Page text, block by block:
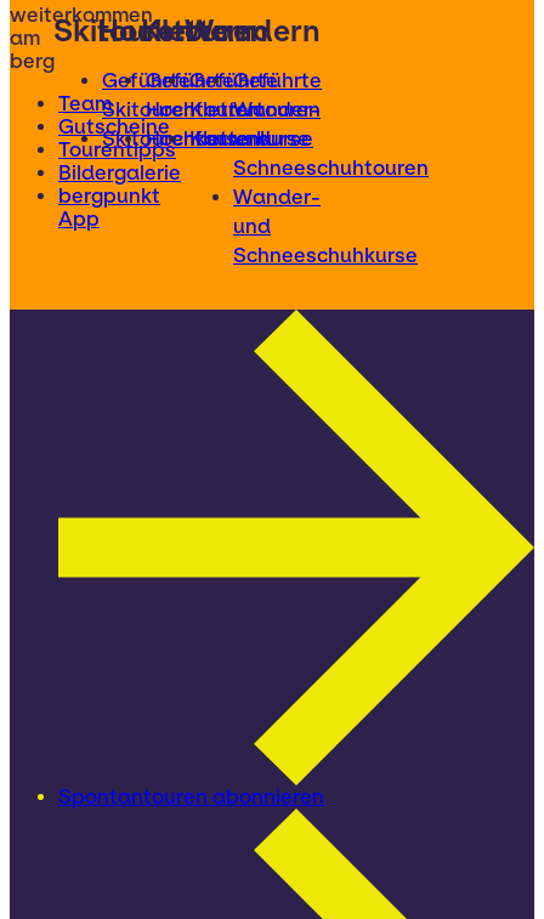
weiterkommen
am
berg
Team
Gutscheine
Tourentipps
Bildergalerie
bergpunkt
App
Skitouren
Geführte
Skitouren
Skitourenkurse
Hochtouren
Geführte
Hochtouren
Hochtourenkurse
Klettern
Geführte
Klettertouren
Kletterkurse
Wandern
Geführte
Wander-
und
Schneeschuhtouren
Wander-
und
Schneeschuhkurse
Spontantouren abonnieren